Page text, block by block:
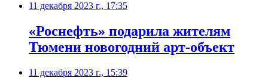
11 декабря 2023 г., 17:35
«Роснефть» подарила жителям
Тюмени новогодний арт-объект
11 декабря 2023 г., 15:39